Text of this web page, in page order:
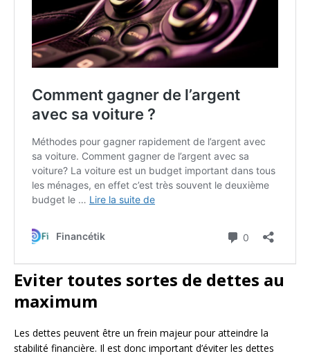
Eviter toutes sortes de dettes au
maximum
Les dettes peuvent être un frein majeur pour atteindre la
stabilité financière. Il est donc important d’éviter les dettes